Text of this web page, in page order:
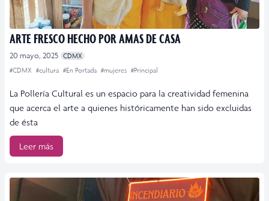
ARTE FRESCO HECHO POR AMAS DE CASA
20 mayo, 2025 CDMX
#CDMX #cultura #En Portada #mujeres #Principal
La Pollería Cultural es un espacio para la creatividad femenina
que acerca el arte a quienes históricamente han sido excluidas
de ésta
Leer más